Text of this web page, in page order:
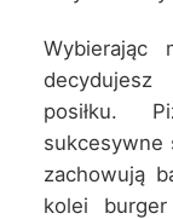
Wybierając
decydujesz
posiłku.
sukcesywne
zachowują
kolei